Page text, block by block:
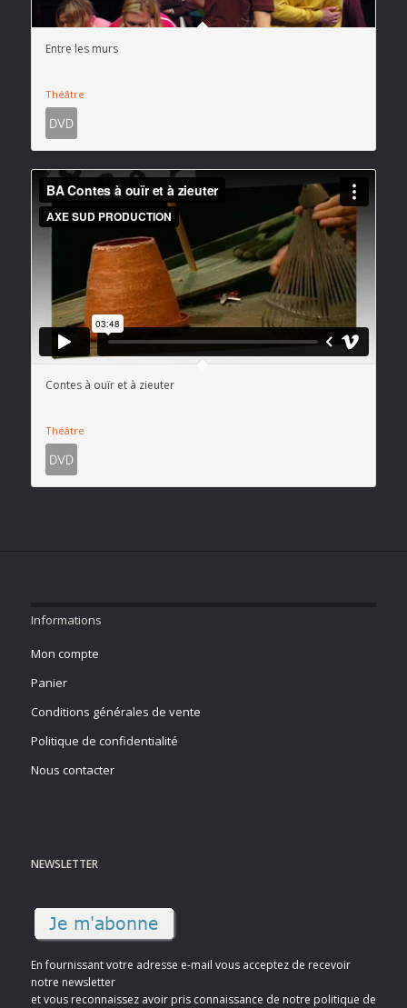
Entre les murs
Théâtre
Contes à ouïr et à zieuter
Théâtre
Informations
Mon compte
Panier
Conditions générales de vente
Politique de confidentialité
Nous contacter
NEWSLETTER
En fournissant votre adresse e-mail vous acceptez de recevoir
notre newsletter
et vous reconnaissez avoir pris connaissance de notre politique de